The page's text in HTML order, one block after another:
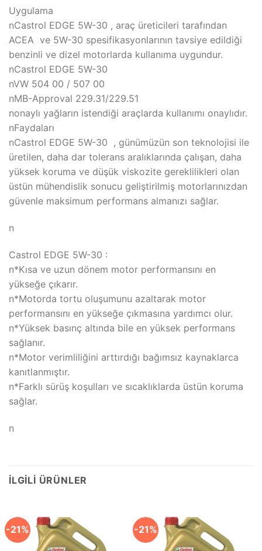
Uygulama
nCastrol EDGE 5W-30 , araç üreticileri tarafından
ACEA ve 5W-30 spesifikasyonlarının tavsiye edildiği
benzinli ve dizel motorlarda kullanıma uygundur.
nCastrol EDGE 5W-30
nVW 504 00 / 507 00
nMB-Approval 229.31/229.51
nonaylı yağların istendiği araçlarda kullanımı onaylıdır.
nFaydaları
nCastrol EDGE 5W-30 , günümüzün son teknolojisi ile
üretilen, daha dar tolerans aralıklarında çalışan, daha
yüksek koruma ve düşük viskozite gereklilikleri olan
üstün mühendislik sonucu geliştirilmiş motorlarınızdan
güvenle maksimum performans almanızı sağlar.
n
Castrol EDGE 5W-30 :
n*Kısa ve uzun dönem motor performansını en
yükseğe çıkarır.
n*Motorda tortu oluşumunu azaltarak motor
performansını en yükseğe çıkmasına yardımcı olur.
n*Yüksek basınç altında bile en yüksek performans
sağlanır.
n*Motor verimliliğini arttırdığı bağımsız kaynaklarca
kanıtlanmıştır.
n*Farklı sürüş koşulları ve sıcaklıklarda üstün koruma
sağlar.
n
İLGILI ÜRÜNLER
-21% -21%